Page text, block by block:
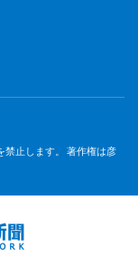
禁止します。 著作権は彦